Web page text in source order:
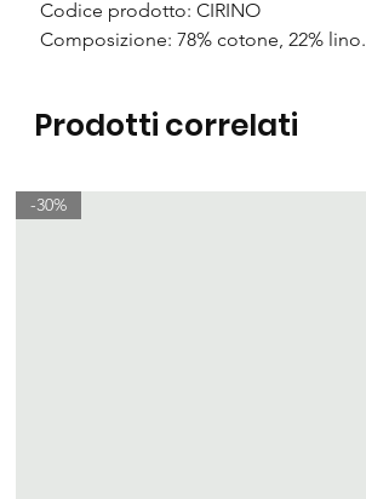
Codice prodotto: CIRINO
Composizione: 78% cotone, 22% lino.
Prodotti correlati
-30%